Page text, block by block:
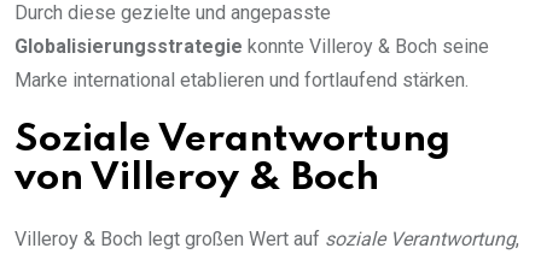
Durch diese gezielte und angepasste
Globalisierungsstrategie konnte Villeroy & Boch seine
Marke international etablieren und fortlaufend stärken.
Soziale Verantwortung
von Villeroy & Boch
Villeroy & Boch legt großen Wert auf soziale Verantwortung,